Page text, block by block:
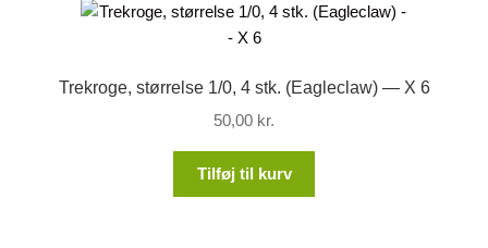
Trekroge, størrelse 1/0, 4 stk. (Eagleclaw) — X 6
50,00 kr.
Tilføj til kurv